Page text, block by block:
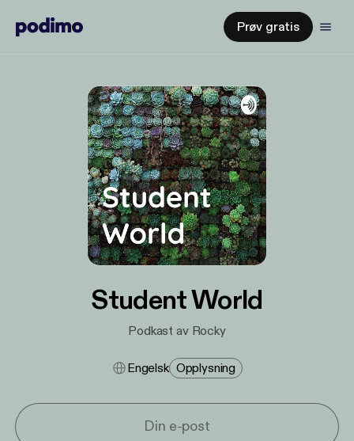
Prøv gratis
Student World
Podkast av Rocky
Engelsk Opplysning